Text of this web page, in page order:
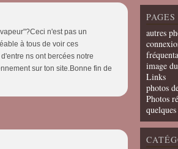
n'est pas un
à tous de voir ces
ns ont bercées notre
sur ton site.Bonne fin de
PAGES
autres
image
Links
photos
Photos